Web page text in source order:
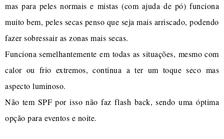
mas para peles normais e mistas (com ajuda de pó) funciona
muito bem, peles secas penso que seja mais arriscado, podendo
fazer sobressair as zonas mais secas.
Funciona semelhantemente em todas as situações, mesmo com
calor ou frio extremos, continua a ter um toque seco mas
aspecto luminoso.
Não tem SPF por isso não faz flash back, sendo uma óptima
opção para eventos e noite.